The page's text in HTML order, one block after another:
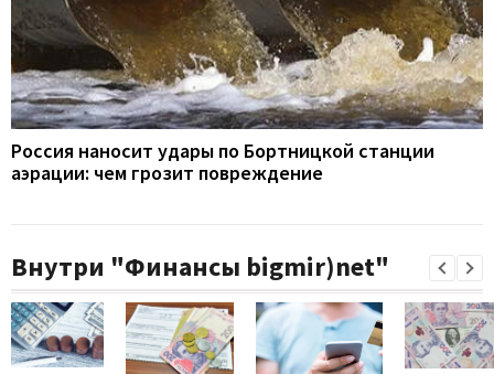
Россия наносит удары по Бортницкой станции
аэрации: чем грозит повреждение
Внутри "Финансы bigmir)net"